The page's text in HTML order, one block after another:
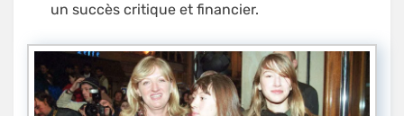
un succès critique et financier.